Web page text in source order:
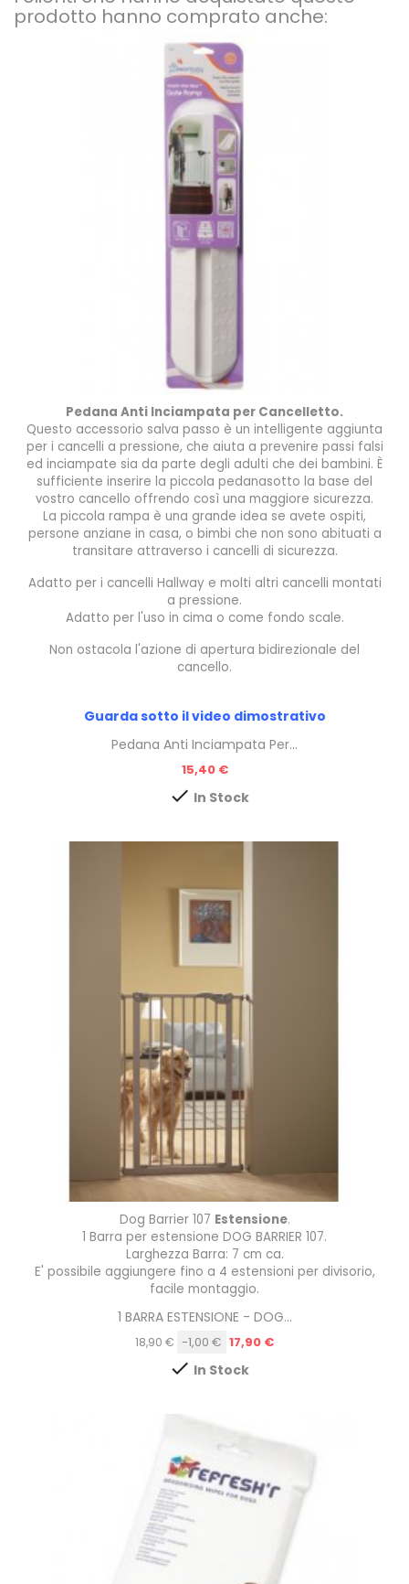
prodotto hanno comprato anche:
Pedana Anti Inciampata per Cancelletto.
Questo accessorio salva passo è un intelligente aggiunta
per i cancelli a pressione, che aiuta a prevenire passi falsi
ed inciampate sia da parte degli adulti che dei bambini. È
sufficiente inserire la piccola pedanasotto la base del
vostro cancello offrendo così una maggiore sicurezza.
La piccola rampa è una grande idea se avete ospiti,
persone anziane in casa, o bimbi che non sono abituati a
transitare attraverso i cancelli di sicurezza.
Adatto peri cancelli Hallway e molti altri cancelli montati
a pressione.
Adatto per l'uso in cima o come fondo scale.
Non ostacola l'azione di apertura bidirezionale del
cancello.
Guarda sotto il video dimostrativo
Pedana Anti Inciampata Per...
Prezzo
15,40 €
 In Stock
Dog Barrier 107 Estensione.
1 Barra per estensione DOG BARRIER 107.
Larghezza Barra: 7 cm ca.
E' possibile aggiungere fino a 4 estensioni per divisorio,
facile montaggio.
1 BARRA ESTENSIONE - DOG...
18,90 € -1,00 € Prezzo
17,90 €
 In Stock